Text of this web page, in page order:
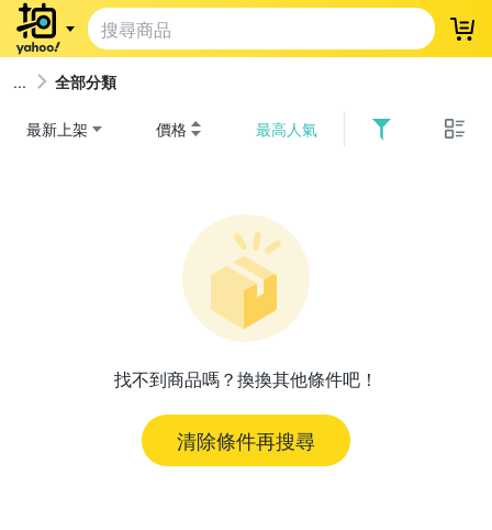
登
全部分類
最新上架 價格 最高人氣
找不到商品嗎？換換其他條件吧！
清除條件再搜尋